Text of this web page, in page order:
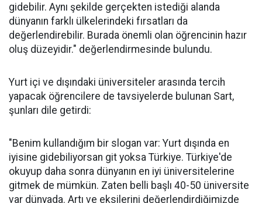
gidebilir. Aynı şekilde gerçekten istediği alanda
dünyanın farklı ülkelerindeki fırsatları da
değerlendirebilir. Burada önemli olan öğrencinin hazır
oluş düzeyidir." değerlendirmesinde bulundu.
Yurt içi ve dışındaki üniversiteler arasında tercih
yapacak öğrencilere de tavsiyelerde bulunan Sart,
şunları dile getirdi:
"Benim kullandığım bir slogan var: Yurt dışında en
iyisine gidebiliyorsan git yoksa Türkiye. Türkiye'de
okuyup daha sonra dünyanın en iyi üniversitelerine
gitmek de mümkün. Zaten belli başlı 40-50 üniversite
var dünyada. Artı ve eksilerini değerlendirdiğimizde